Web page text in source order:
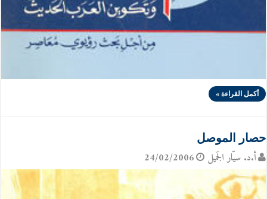
أكمل القراءة »
حصار الموصل
أ.د. سيّار الجَميل 24/02/2006